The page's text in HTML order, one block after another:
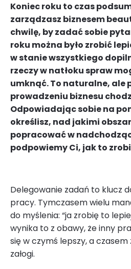
Koniec roku to czas
zarządzasz biznesem
chwilę, by zadać sobie
roku można było zrobić
w stanie wszystkiego
rzeczy w natłoku spraw
umknąć. To naturalne, ale
prowadzeniu biznesu
Odpowiadając sobie na
określisz, nad jakimi
popracować w
podpowiemy Ci, jak to
Delegowanie zadań to klucz
pracy. Tymczasem wielu
do myślenia: “ja zrobię to
wynika to z obawy, że inny
się w czymś lepszy, a
załogi.